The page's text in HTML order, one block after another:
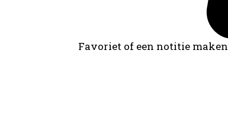
Favoriet of een notitie maken